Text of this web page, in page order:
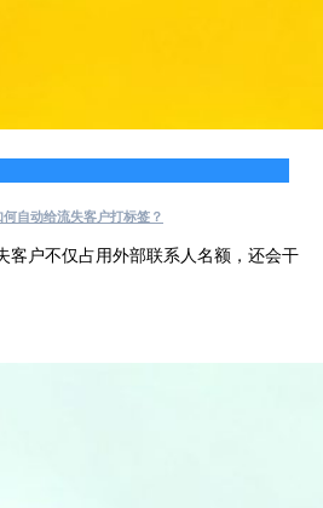
自动给流失客户打标签？
客户不仅占用外部联系人名额，还会干